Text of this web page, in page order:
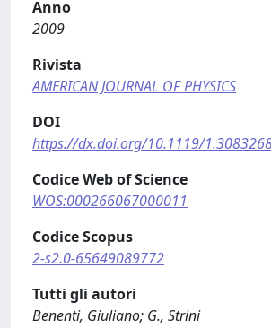
Anno
2009
Rivista
AMERICAN JOURNAL OF PHYSICS
DOI
https://dx.doi.org/10.1119/
Codice Web of Science
WOS:000266067000011
Codice Scopus
2-s2.0-65649089772
Tutti gli autori
Benenti, Giuliano; G., Strini